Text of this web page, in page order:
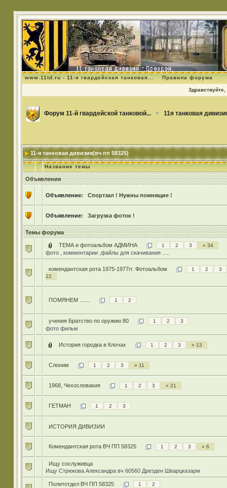
www.11td.ru - 11-я гвардейская танковая... Правила форума
Здравствуйте,
Форум 11-й гвардейской танковой... > 11я танковая
11-я танковая дивизия(вч пп 58325)
Название темы
Объявления
Объявление: Спортзал ! Нужны помнящие !
Объявление: Загрузка фоток !
Темы форума
ТЕМА и фотоальбом АДМИНА 1 2 3 » 34
фото , комментарии ,файлы для скачивания .....
комендантская рота 1975-1977гг. Фотоальбом 1 2
3
22
ПОМЯНЕМ ....... 1 2
учения Братство по оружию 80 1 2 3
фото фильм
История городка в Клочах 1 2 3 » 13
Слоним 1 2 3 » 11
1968, Чехословакия 1 2 3 » 21
ГЕТМАН 1 2 3
ИСТОРИЯ ДИВИЗИИ
Комендантская рота ВЧ ПП 58325 1 2 3 » 6
Ищу сослуживца
Ищу Стрюкова Александра вч 60560 Дрезден Шварцказарм
Политотдел ВЧ ПП 58325 1 2